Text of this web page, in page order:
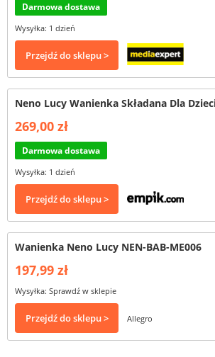
Darmowa dostawa
Wysyłka: 1 dzień
Przejdź do sklepu >
Neno Lucy Wanienka Składana Dla
269,00 zł
Darmowa dostawa
Wysyłka: 1 dzień
Przejdź do sklepu >
Wanienka Neno Lucy NEN-BAB-ME006
197,99 zł
Wysyłka: Sprawdź w sklepie
Przejdź do sklepu > Allegro